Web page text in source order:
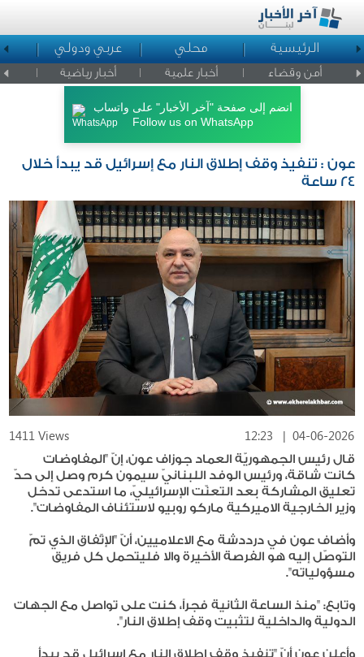
الرئيسية محلي عربي ودولي
أمن وقضاء أخبار علمية أخبار رياضية اخبار
انضم إلى صفحة "آخر الأخبار" على واتساب
Follow us on WhatsApp
عون : تنفيذ وقف إطلاق النار مع إسرائيل قد يبدأ خلال
24 ساعة
1411 Views 12:23 |04-06-2026
قال رئيس الجمهوريّة العماد جوزاف عون، إنّ "المفاوضات
كانت شاقة، ورئيس الوفد اللبنانيّ سيمون كرم وصل إلى حدّ
تعليق المشاركة بعد التعنّت الإسرائيليّ، ما استدعى تدخل
وزير الخارجية الاميركية ماركو روبيو لاستئناف المفاوضات".
وأضاف عون في درددشة مع الاعلاميين، أنّ "الإتّفاق الذي تمّ
التوصّل إليه هو الفرصة الأخيرة والا فليتحمل كل فريق
مسؤولياته".
وتابع: "منذ الساعة الثانية فجراً، كنت على تواصل مع الجهات
الدولية والداخلية لتثبيت وقف إطلاق النار".
وأعلن عون أنّ "تنفيذ وقف إطلاق النار مع إسرائيل قد يبدأ